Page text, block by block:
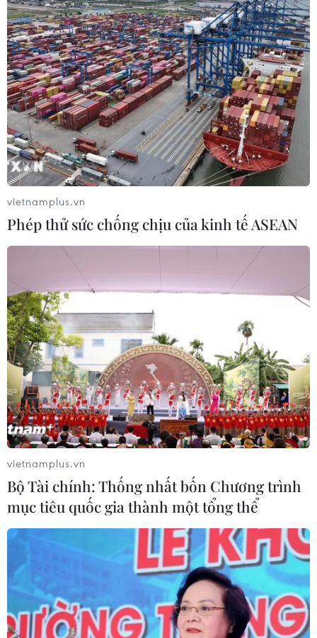
vietnamplus.vn
Phép thử sức chống chịu của kinh tế ASEAN
vietnamplus.vn
Bộ Tài chính: Thống nhất bốn Chương trình
mục tiêu quốc gia thành một tổng thể